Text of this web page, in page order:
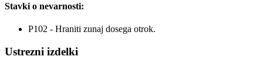
Stavki o nevarnosti:
P102 - Hraniti zunaj dosega otrok.
Ustrezni izdelki